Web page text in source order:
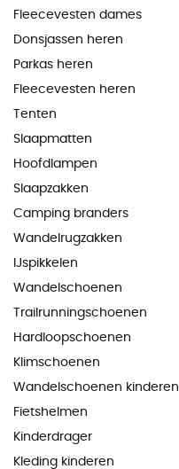
Fleecevesten dames
Donsjassen heren
Parkas heren
Fleecevesten heren
Tenten
Slaapmatten
Hoofdlampen
Slaapzakken
Camping branders
Wandelrugzakken
IJspikkelen
Wandelschoenen
Trailrunningschoenen
Hardloopschoenen
Klimschoenen
Wandelschoenen kinderen
Fietshelmen
Kinderdrager
Kleding kinderen